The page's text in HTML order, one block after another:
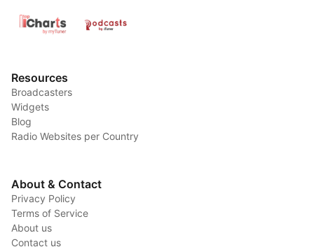
Resources
Broadcasters
Widgets
Blog
Radio Websites per Country
About & Contact
Privacy Policy
Terms of Service
About us
Contact us